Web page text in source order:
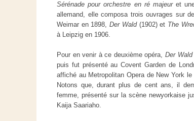
Sérénade pour orchestre en ré majeuret
allemand, elle composa trois ouvrages sur
Weimar en 1898,Der Wald(1902) et The
à Leipzig en 1906.
Pour en venir à ce deuxième opéra,Der Wald
puis fut présenté au Covent Garden de
affiché au Metropolitan Opera de New York
Notons que, durant plus de cent ans, il
femme, présenté sur la scène newyorkaise
Kaija Saariaho.